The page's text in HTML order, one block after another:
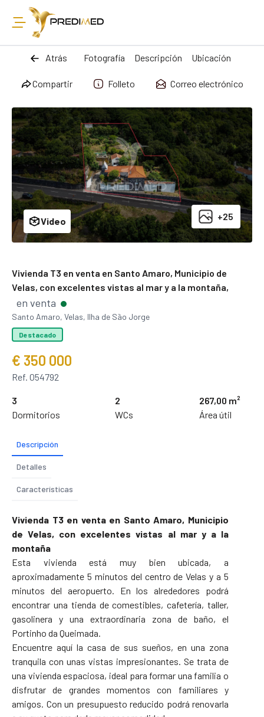
Atrás Fotografía Descripción Ubicación
Compartir Folleto Correo electrónico
+25
Video
Vivienda T3 en venta en Santo Amaro, Municipio de
Velas, con excelentes vistas al mar y a la montaña,
en venta
Santo Amaro, Velas, Ilha de São Jorge
Destacado
€ 350 000
Ref. 054792
3
Dormitorios
2
WCs
267,00 m²
Área útil
Descripción
Detalles
Características
Vivienda T3 en venta en Santo Amaro, Municipio
de Velas, con excelentes vistas al mar y a la
montaña
Esta vivienda está muy bien ubicada, a
aproximadamente 5 minutos del centro de Velas y a 5
minutos del aeropuerto. En los alrededores podrá
encontrar una tienda de comestibles, cafetería, taller,
gasolinera y una extraordinaria zona de baño, el
Portinho da Queimada.
Encuentre aquí la casa de sus sueños, en una zona
tranquila con unas vistas impresionantes. Se trata de
una vivienda espaciosa, ideal para formar una familia o
disfrutar de grandes momentos con familiares y
amigos. Con un presupuesto reducido podrá renovarla